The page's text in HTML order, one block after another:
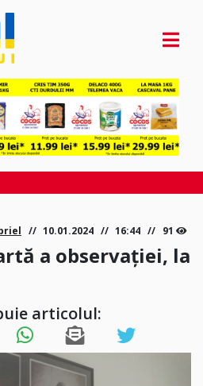
10.01.2024 16:44 91
a observației, la
articolul: